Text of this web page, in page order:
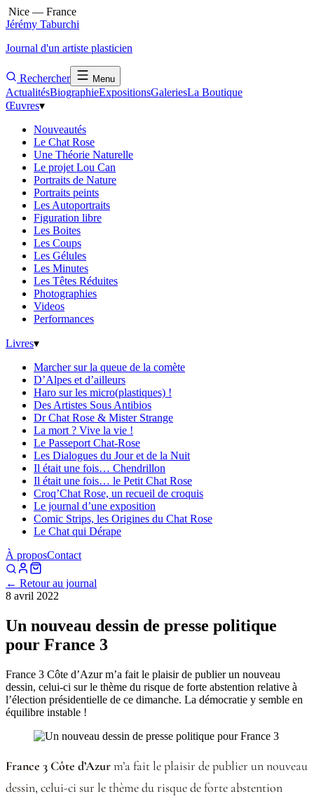
Nice — France
Jérémy Taburchi
Journal d'un artiste plasticien
Rechercher Menu
ActualitésBiographieExpositionsGaleriesLa Boutique
Œuvres▾
Nouveautés
Le Chat Rose
Une Théorie Naturelle
Le projet Lou Can
Portraits de Nature
Portraits peints
Les Autoportraits
Figuration libre
Les Boites
Les Coups
Les Gélules
Les Minutes
Les Têtes Réduites
Photographies
Videos
Performances
Livres▾
Marcher sur la queue de la comète
D’Alpes et d’ailleurs
Haro sur les micro(plastiques) !
Des Artistes Sous Antibios
Dr Chat Rose & Mister Strange
La mort ? Vive la vie !
Le Passeport Chat-Rose
Les Dialogues du Jour et de la Nuit
Il était une fois… Chendrillon
Il était une fois… le Petit Chat Rose
Croq’Chat Rose, un recueil de croquis
Le journal d’une exposition
Comic Strips, les Origines du Chat Rose
Le Chat qui Dérape
À proposContact
← Retour au journal
8 avril 2022
Un nouveau dessin de presse politique
pour France 3
France 3 Côte d’Azur m’a fait le plaisir de publier un nouveau
dessin, celui-ci sur le thème du risque de forte abstention relative à
l’élection présidentielle de ce dimanche. La démocratie y semble en
équilibre instable !
France 3 Côte d’Azurm’a fait le plaisir de publier un nouveau
dessin, celui-ci sur le thème du risque de forte abstention